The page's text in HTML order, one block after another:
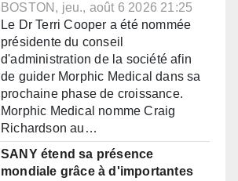
BOSTON, jeu., août 6 2026 21:25
Le Dr Terri Cooper a été nommée
présidente du conseil
d'administration de la société afin
de guider Morphic Medical dans sa
prochaine phase de croissance.
Morphic Medical nomme Craig
Richardson au…
SANY étend sa présence
mondiale grâce à d'importantes